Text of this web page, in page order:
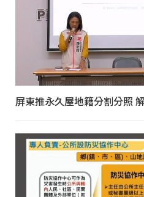
屏東推永久屋地籍分割分照